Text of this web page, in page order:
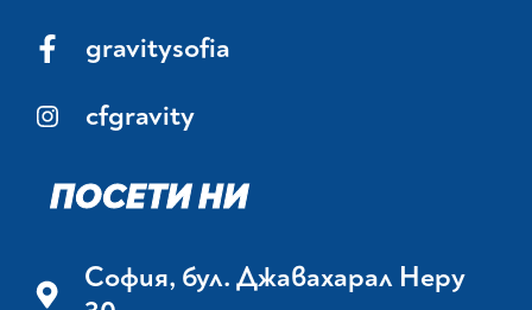
gravitysofia
cfgravity
ПОСЕТИ НИ
София, бул. Джавахарал Неру